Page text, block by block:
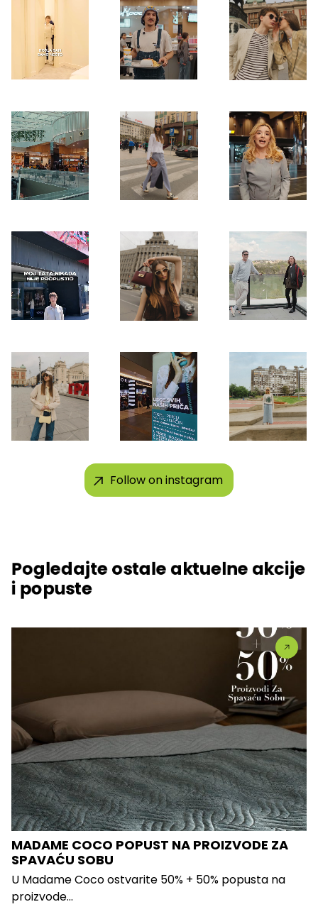
Follow on instagram
Pogledajte ostale aktuelne akcije
i popuste
MADAME COCO POPUST NA PROIZVODE ZA
SPAVAĆU SOBU
U Madame Coco ostvarite 50% + 50% popusta na
proizvode...